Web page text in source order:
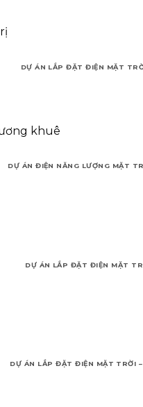
DỰ ÁN LẮP ĐẶT ĐIỆN MẶT
DỰ ÁN ĐIỆN NĂNG LƯỢNG MẶT
DỰ ÁN LẮP ĐẶT ĐIỆN MẶT
DỰ ÁN LẮP ĐẶT ĐIỆN MẶT TRỜI